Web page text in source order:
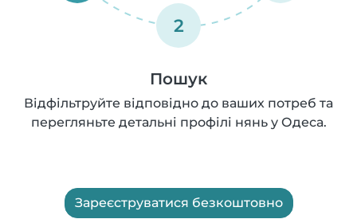
2
Пошук
Відфільтруйте відповідно до ваших потреб та
перегляньте детальні профілі нянь у Одеса.
Зареєструватися безкоштовно